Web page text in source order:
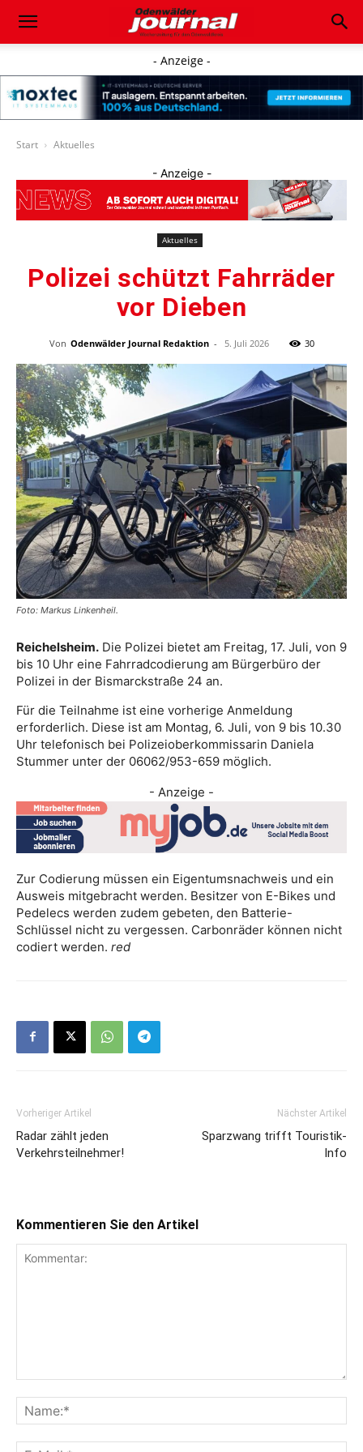
- Anzeige -
Start Aktuelles
- Anzeige -
Aktuelles
Polizei schützt Fahrräder
vor Dieben
Von Odenwälder Journal Redaktion - 5. Juli 2026 30
Foto: Markus Linkenheil.
Reichelsheim. Die Polizei bietet am Freitag, 17. Juli, von 9
bis 10 Uhr eine Fahrradcodierung am Bürgerbüro der
Polizei in der Bismarckstraße 24 an.
Für die Teilnahme ist eine vorherige Anmeldung
erforderlich. Diese ist am Montag, 6. Juli, von 9 bis 10.30
Uhr telefonisch bei Polizeioberkommissarin Daniela
Stummer unter der 06062/953-659 möglich.
- Anzeige -
Zur Codierung müssen ein Eigentumsnachweis und ein
Ausweis mitgebracht werden. Besitzer von E-Bikes und
Pedelecs werden zudem gebeten, den Batterie-
Schlüssel nicht zu vergessen. Carbonräder können nicht
codiert werden. red
Vorheriger Artikel
Radar zählt jeden
Verkehrsteilnehmer!
Nächster Artikel
Sparzwang trifft Touristik-
Info
Kommentieren Sie den Artikel